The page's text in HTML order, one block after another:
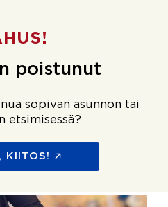
poistunut
sopivan asunnon tai
etsimisessä?
KIITOS!